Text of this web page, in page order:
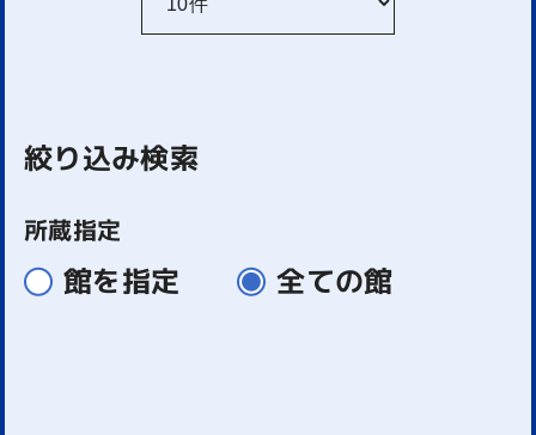
絞り込み検索
所蔵指定
館を指定 全ての館